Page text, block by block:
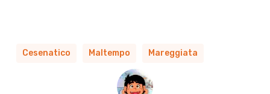
Cesenatico Maltempo Mareggiata